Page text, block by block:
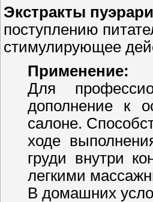
Экстракты
поступлению
стимулирующее
Применение:
Для
дополнение к
салоне.
ходе
груди внутри
легкими
В домашних